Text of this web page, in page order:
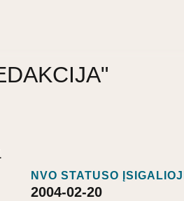
NVO STATUSO
2004-02-20